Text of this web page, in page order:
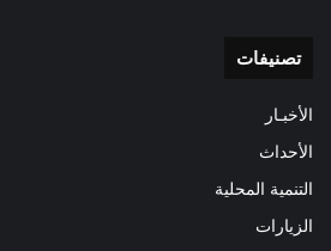
تصنيفات
الأخبـار
الأحداث
التنمية المحلية
الزيارات